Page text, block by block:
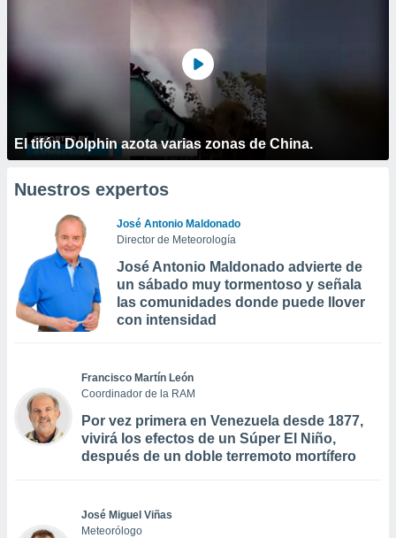
El tifón Dolphin azota varias zonas de China.
Nuestros expertos
José Antonio Maldonado
Director de Meteorología
José Antonio Maldonado advierte de
un sábado muy tormentoso y señala
las comunidades donde puede llover
con intensidad
Francisco Martín León
Coordinador de la RAM
Por vez primera en Venezuela desde 1877,
vivirá los efectos de un Súper El Niño,
después de un doble terremoto mortífero
José Miguel Viñas
Meteorólogo